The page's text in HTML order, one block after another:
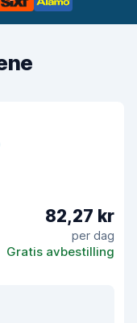
82,27 kr
per dag
Gratis avbestilling